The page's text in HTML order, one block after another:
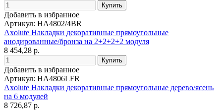
Добавить в избранное
Артикул: HA4802/4BR
Axolute Накладки декоративные прямоугольные
анодированные/бронза на 2+2+2+2 модуля
8 454,28 р.
Добавить в избранное
Артикул: HA4806LFR
Axolute Накладки декоративные прямоугольные дерево/ясень
на 6 модулей
8 726,87 р.